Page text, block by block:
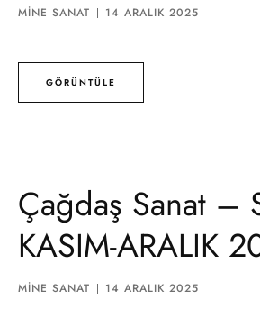
MINE SANAT 14 ARALIK 2025
GÖRÜNTÜLE
Çağdaş Sanat –
KASIM-ARALIK
MINE SANAT 14 ARALIK 2025